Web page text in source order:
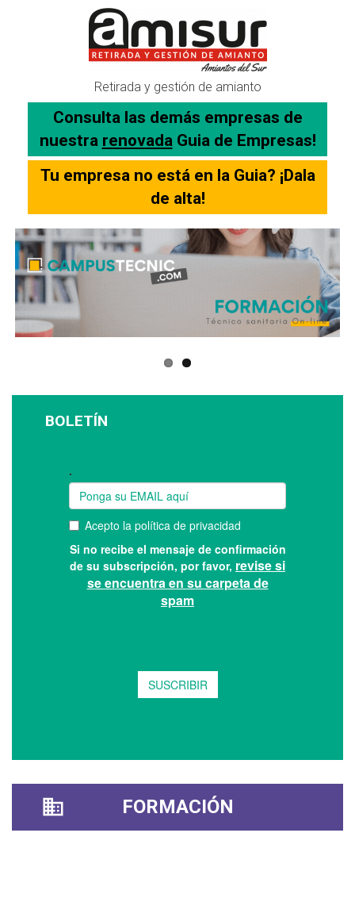
Retirada y gestión de amianto
Consulta las demás empresas de
nuestra renovadaGuia de Empresas!
Tu empresa no está en la Guia? ¡Dala
de alta!
BOLETÍN
FORMACIÓN